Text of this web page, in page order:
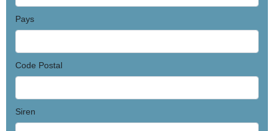
Pays
Code Postal
Siren